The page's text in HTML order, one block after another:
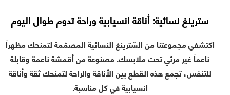
سترينغ نسائية: أناقة انسيابية وراحة تدوم طوال اليوم
اكتشفي مجموعتنا من السّترينغ النسائية المصمّمة لتمنحك مظهراً
ناعماً غير مرئي تحت ملابسك. مصنوعة من أقمشة ناعمة وقابلة
للتنفس، تجمع هذه القطع بين الأناقة والراحة لتمنحك ثقة وأناقة
انسيابية في كل مناسبة.